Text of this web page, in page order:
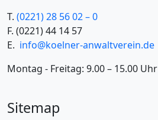
T. (0221) 28 56 02 – 0
F. (0221) 44 14 57
E. info@koelner-anwaltverein.de
Montag - Freitag: 9.00 – 15.00 Uhr
Sitemap